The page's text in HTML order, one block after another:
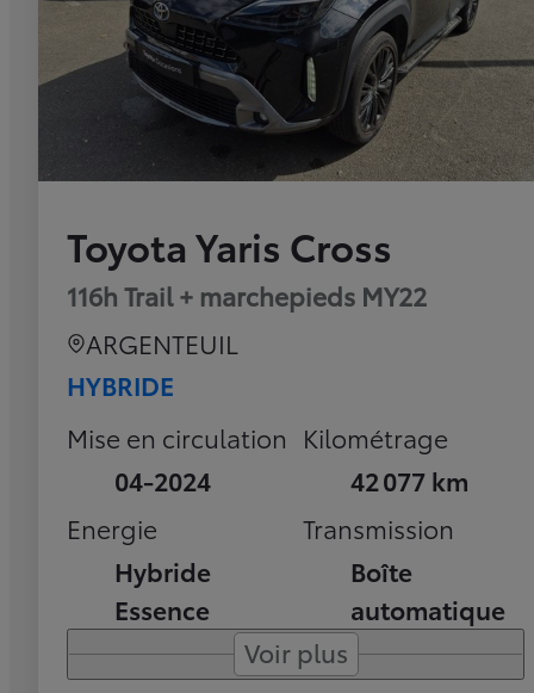
Toyota Yaris Cross
116h Trail + marchepieds MY22
ARGENTEUIL
HYBRIDE
Mise en circulation
04-2024
Kilométrage
42 077 km
Energie
Hybride
Essence
Transmission
Boîte
automatique
Voir plus